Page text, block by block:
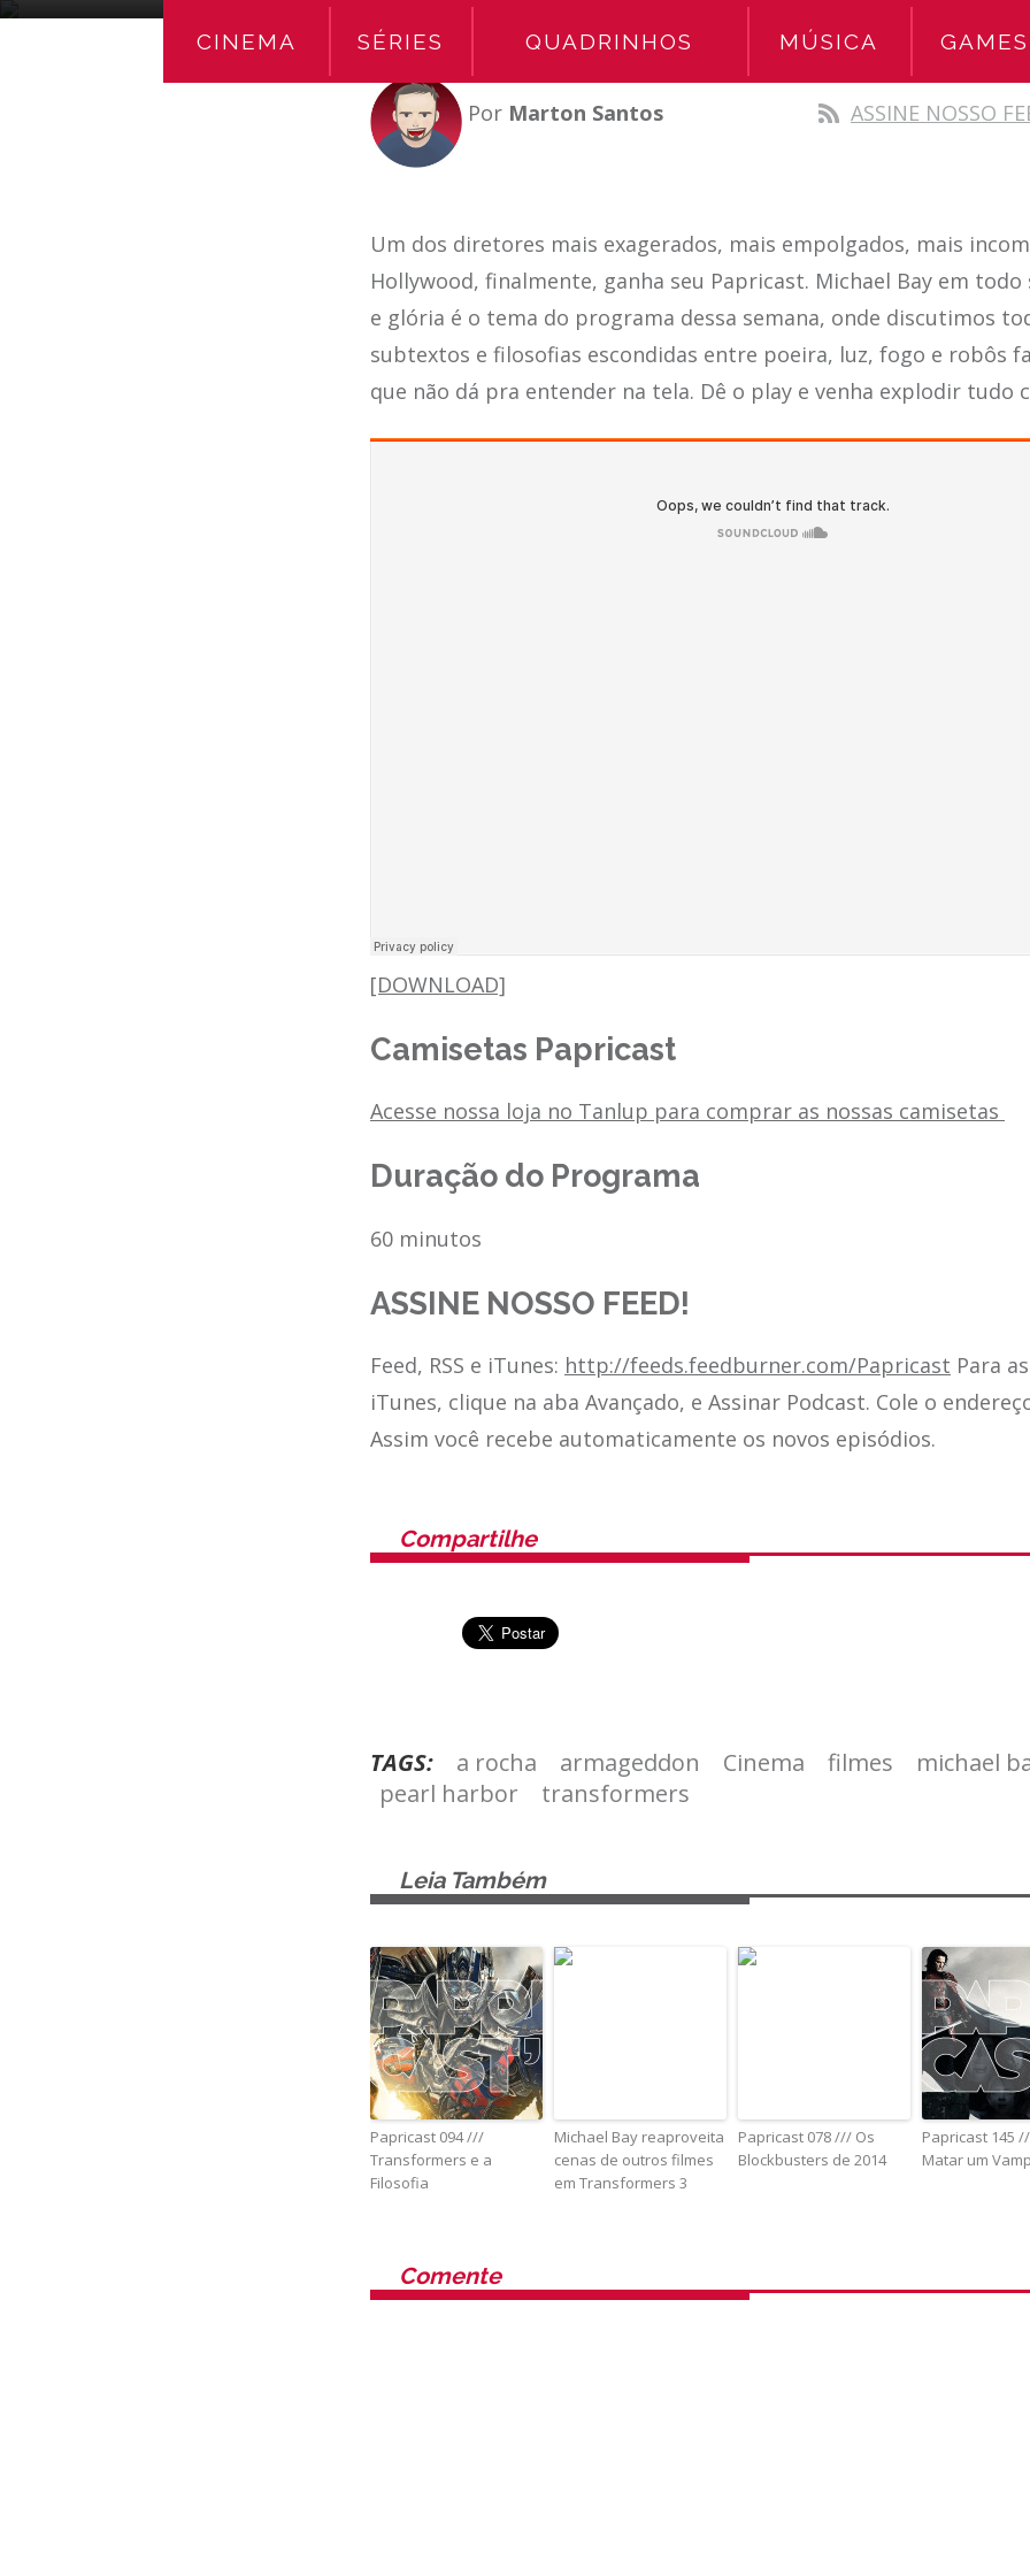
CINEMA SÉRIES QUADRINHOS MÚSICA GAMES
Por Marton Santos ASSINE NOSSO
Um dos diretores mais exagerados, mais empolgados, mais
Hollywood, finalmente, ganha seu Papricast. Michael Bay em
e glória é o tema do programa dessa semana, onde discutimos
subtextos e filosofias escondidas entre poeira, luz, fogo e robôs
que não dá pra entender na tela. Dê o play e venha explodir tudo
[DOWNLOAD]
Camisetas Papricast
Acesse nossa loja no Tanlup para comprar as nossas camisetas
Duração do Programa
60 minutos
ASSINE NOSSO FEED!
Feed, RSS e iTunes: http://feeds.feedburner.com/Papricast Para
iTunes, clique na aba Avançado, e Assinar Podcast. Cole o
Assim você recebe automaticamente os novos episódios.
Compartilhe
TAGS: a rocha armageddon Cinema filmes
michael
pearl harbor
transformers
Leia Também
Papricast 094 ///
Transformers e a
Filosofia
Michael Bay reaproveita
cenas de outros filmes
em Transformers 3
Papricast 078 /// Os
Blockbusters de 2014
Papricast 145
Matar um
Comente